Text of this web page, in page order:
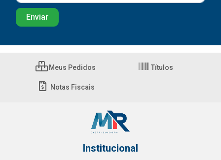
Meus Pedidos Títulos
Notas Fiscais
Institucional